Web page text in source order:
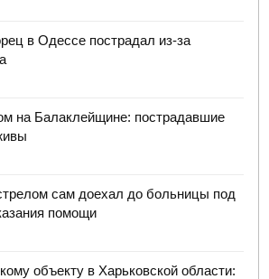
в Одессе пострадал из-за
на Балаклейщине: пострадавшие
сам доехал до больницы под
помощи
объекту в Харьковской области: